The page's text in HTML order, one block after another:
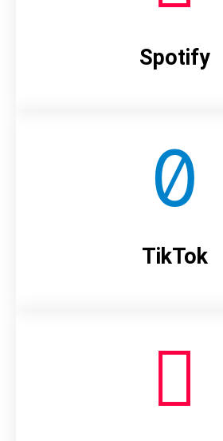
Spotify
TikTok